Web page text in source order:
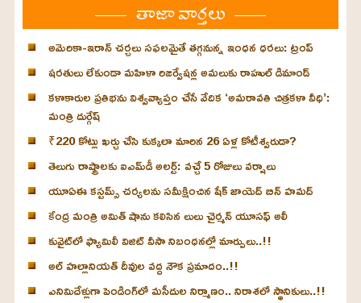
తాజా వార్తలు
అమెరికా-ఇరాన్ చర్చలు సఫలమైతే తగ్గనున్న ఇంధన ధరలు: ట్రంప్
షరతులు లేకుండా మహిళా రిజర్వేషన్ల అమలుకు రాహుల్ డిమాండ్
కళాకారుల ప్రతిభను విశ్వవ్యాప్తం చేసే వేదిక ‘అమరావతి చిత్రకళా వీధి’:
మంత్రి దుర్గేష్
₹220 కోట్లు ఖర్చు చేసి కుక్కలా మారిన 26 ఏళ్ల కోటీశ్వరుడా?
తెలుగు రాష్ట్రాలకు ఐఎమ్‌డీ అలర్ట్: వచ్చే 5 రోజులు వర్షాలు
యూఏఈ కస్టమ్స్ చర్యలను సమీక్షించిన షేక్ జాయెద్ బిన్ హమద్
కేంద్ర మంత్రి అమిత్ షాను కలిసిన లులు చైర్మన్ యూసఫ్ అలీ
కువైట్‌లో ఫ్యామిలీ విజిట్ వీసా నిబంధనల్లో మార్పులు..!!
అల్ హల్లానియత్ దీవుల వద్ద నౌక ప్రమాదం..!!
ఎనిమిదేళ్లుగా పెండింగ్‌లో మసీదుల నిర్మాణం.. నిరాశలో స్థానికులు..!!